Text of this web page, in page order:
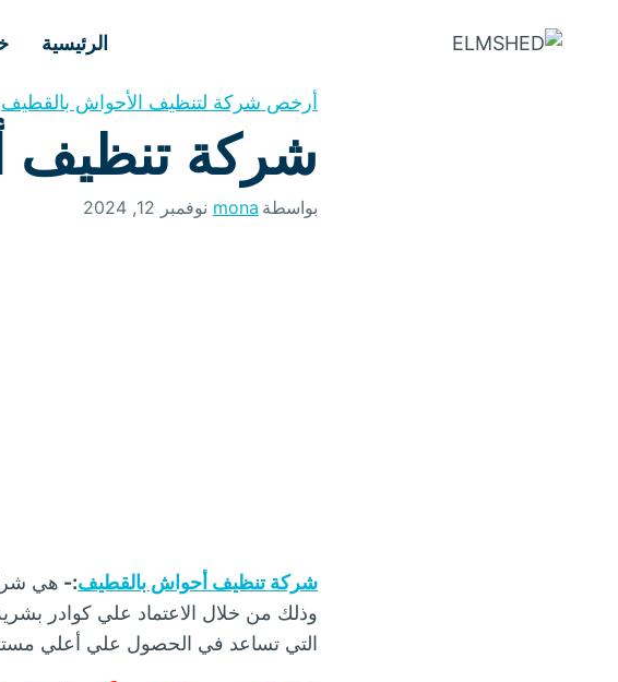
الرئيسية
أرخص شركة لتنظيف الأحواش بالقطيف
شركة تنظيف
بواسطة mona نوفمبر 12, 2024
شركة تنظيف أحواش بالقطيف:- هي
وذلك من خلال الاعتماد علي كوادر
التي تساعد في الحصول علي أعلي